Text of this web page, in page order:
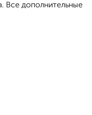
Все дополнительные